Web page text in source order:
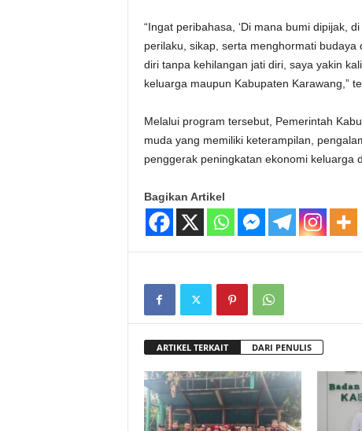
“Ingat peribahasa, ‘Di mana bumi dipijak,
perilaku, sikap, serta menghormati
diri tanpa kehilangan jati diri, saya yakin
keluarga maupun Kabupaten Karawang,”
Melalui program tersebut, Pemerintah
muda yang memiliki keterampilan,
penggerak peningkatan ekonomi keluarga
Bagikan Artikel
ARTIKEL TERKAIT DARI PENULIS